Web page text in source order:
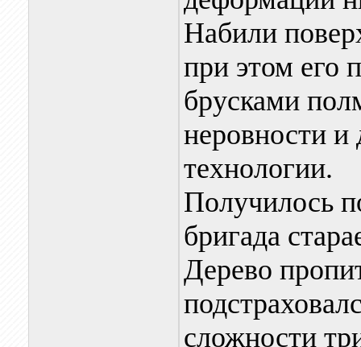
Набили
при этом его
брусками
неровности и
технологии.
Получилось
бригада
Дерево
сложности